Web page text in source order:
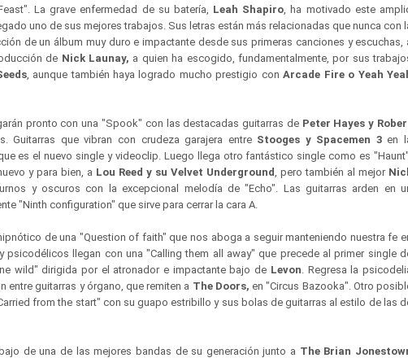
La grave enfermedad de su batería, Leah Shapiro, ha motivado este
uno de sus mejores trabajos. Sus letras están más relacionadas que nunca con
de un álbum muy duro e impactante desde sus primeras canciones y escuchas,
de Nick Launay, a quien ha escogido, fundamentalmente, por sus
, aunque también haya logrado mucho prestigio conArcade Fire o Yeah
pronto con una "Spook" con las destacadas guitarras dePeter Hayes y
Guitarras que vibran con crudeza garajera entre Stooges y Spacemen 3en
es el nuevo single y videoclip. Luego llega otro fantástico single como es
y para bien, a Lou Reed y su Velvet Underground, pero también al mejor
y oscuros con la excepcional melodía de "Echo". Las guitarras arden en
"Ninth configuration" que sirve para cerrar la cara A.
de una "Question of faith" que nos aboga a seguir manteniendo nuestra fe
psicodélicos llegan con una "Calling them all away" que precede al primer single
wild" dirigida por el atronador e impactante bajo de Levon. Regresa la
entre guitarras y órgano, que remiten a The Doors,en "Circus Bazooka". Otro
from the start" con su guapo estribillo y sus bolas de guitarras al estilo de las
de una de las mejores bandas de su generación junto a The Brian